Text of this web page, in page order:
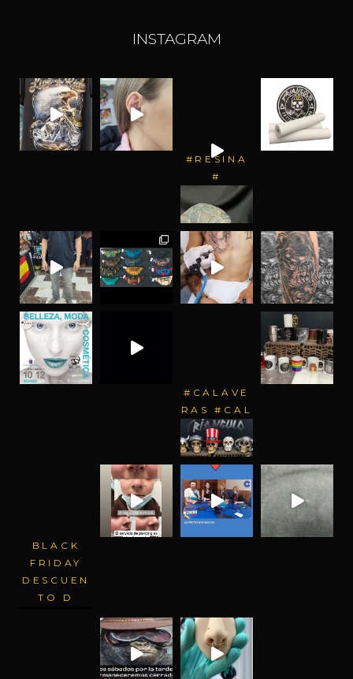
INSTAGRAM
#RESINA
#
#CALAVE
RAS #CAL
BLACK
FRIDAY
DESCUEN
TO D